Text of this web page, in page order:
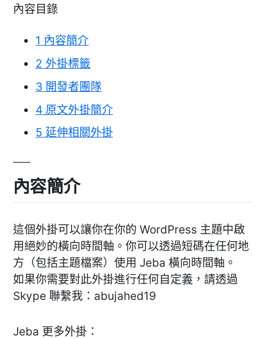
內容目錄
1 內容簡介
2 外掛標籤
3 開發者團隊
4 原文外掛簡介
5 延伸相關外掛
內容簡介
這個外掛可以讓你在你的 WordPress 主題中啟
用絕妙的橫向時間軸。你可以透過短碼在任何地
方（包括主題檔案）使用 Jeba 橫向時間軸。
如果你需要對此外掛進行任何自定義，請透過
Skype 聯繫我：abujahed19
Jeba 更多外掛：